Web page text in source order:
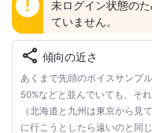
error
未ログイン状態の
ていません。
share 傾向の近さ
あくまで先頭のボイスサンプ
50%などと並んでいても、そ
（北海道と九州は東京から見
に行こうとしたら遠いのと同じ